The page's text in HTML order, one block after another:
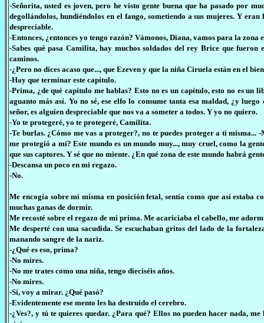
-Señorita, usted es joven, pero he visto gente buena que ha pasado por
degollándolos, hundiéndolos en el fango, sometiendo a sus mujeres. Y
despreciable.
-Entonces, ¿entonces yo tengo razón? Vámonos, Diana, vamos para la
-Sabes qué pasa Camilita, hay muchos soldados del rey Brice que
caminos.
-¿Pero no dices acaso que..., que Ezeven y que la niña Ciruela están en el
-Hay que terminar este capítulo.
-Prima, ¿de qué capítulo me hablas? Esto no es un capítulo, esto no es un
aguanto más así. Yo no sé, ese elfo lo consume tanta esa maldad, ¿y
señor, es alguien despreciable que nos va a someter a todos. Y yo no quiero.
-Yo te protegeré, yo te protegeré, Camilita.
-Te burlas. ¿Cómo me vas a proteger?, no te puedes proteger a ti
me protegió a mí? Este mundo es un mundo muy..., muy cruel, como la
que sus captores. Y sé que no miente. ¿En qué zona de este mundo habrá
-Descansa un poco en mi regazo.
-No.
Me encogía sobre mi misma en posición fetal, sentía como que así estaba
muchas ganas de dormir.
Me recosté sobre el regazo de mi prima. Me acariciaba el cabello, me
Me desperté con una sacudida. Se escuchaban gritos del lado de la
manando sangre de la nariz.
-¿Qué es eso, prima?
-No mires.
-No me trates como una niña, tengo dieciséis años.
-No mires.
-Sí, voy a mirar. ¿Qué pasó?
-Evidentemente ese mento les ha destruido el cerebro.
-¿Ves?, y tú te quieres quedar. ¿Para qué? Ellos no pueden hacer nada,